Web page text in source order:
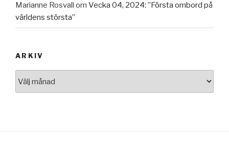
Marianne Rosvall om Vecka 04, 2024: ”Första ombord på
världens största”
ARKIV